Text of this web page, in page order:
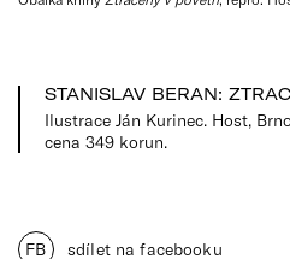
STANISLAV BERAN:
Ilustrace Ján Kurinec. Host,
cena 349 korun.
FB sdílet na facebooku